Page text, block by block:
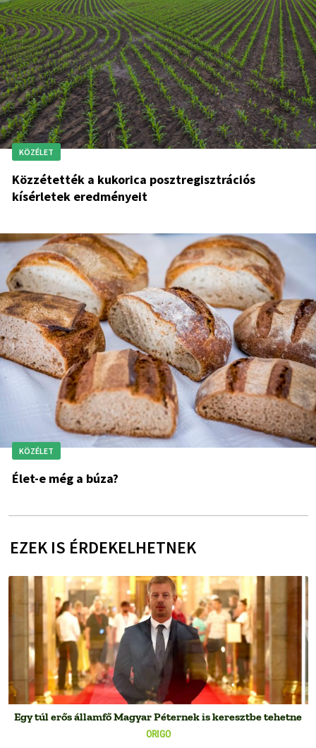
KÖZÉLET
Közzétették a kukorica posztregisztrációs
kísérletek eredményeit
KÖZÉLET
Élet-e még a búza?
EZEK IS ÉRDEKELHETNEK
ORIGO
Egy túl erős államfő Magyar Péternek is keresztbe tehetne